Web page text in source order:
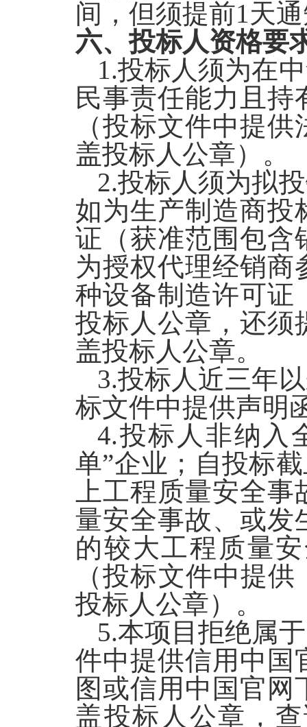
间，但须提前1天
六、投标人资格要
1.投标人须为在
民事责任能力且
（投标文件中提
盖投标人公章）。
2.投标人须为拟
如为生产制造商投
证（获准范围包含
为授权代理经销商
种设备制造许可证
投标人公章，还须
盖投标人公章。
3.投标人近三年
标文件中提供声明
4.投标人非纳入
单”企业；自投标
上工程质量安全
量安全事故、或发
的较大工程质量
（投标文件中提
投标人公章） 。
5.本项目拒绝属
件中提供信用中国
图或信用中国官
盖投标人公章，查